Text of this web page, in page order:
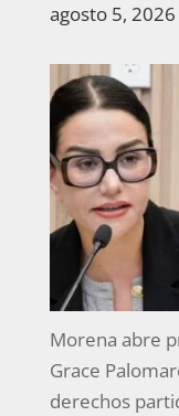
agosto 5, 2026
Morena abre
Grace
derechos